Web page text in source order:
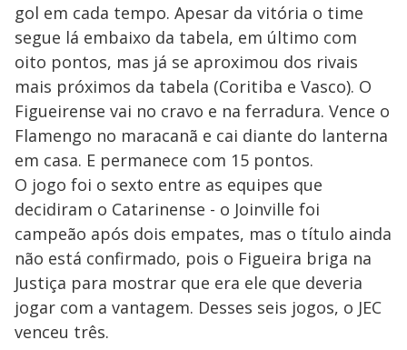
gol em cada tempo. Apesar da vitória o time
segue lá embaixo da tabela, em último com
oito pontos, mas já se aproximou dos rivais
mais próximos da tabela (Coritiba e Vasco). O
Figueirense vai no cravo e na ferradura. Vence o
Flamengo no maracanã e cai diante do lanterna
em casa. E permanece com 15 pontos.
O jogo foi o sexto entre as equipes que
decidiram o Catarinense - o Joinville foi
campeão após dois empates, mas o título ainda
não está confirmado, pois o Figueira briga na
Justiça para mostrar que era ele que deveria
jogar com a vantagem. Desses seis jogos, o JEC
venceu três.